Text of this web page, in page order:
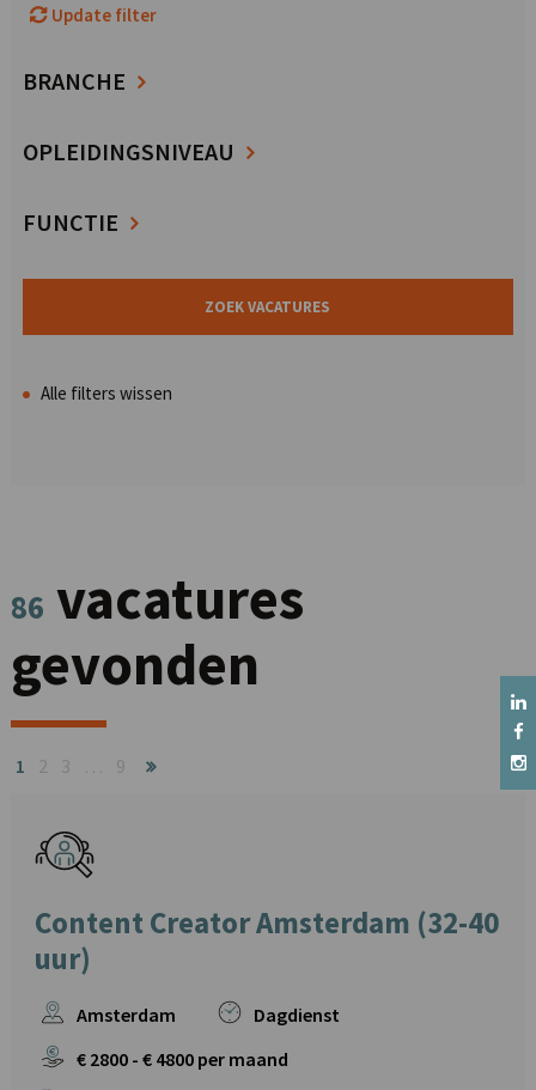
Update filter
BRANCHE
OPLEIDINGSNIVEAU
FUNCTIE
Alle filters wissen
86 vacatures
gevonden
1 2 3 … 9
Content Creator Amsterdam (32-40
uur)
Amsterdam
Dagdienst
€ 2800 - € 4800 per maand